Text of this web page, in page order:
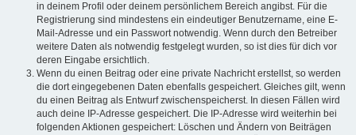
in deinem Profil oder deinem persönlichem Bereich angibst. Für die
Registrierung sind mindestens ein eindeutiger Benutzername, eine E-
Mail-Adresse und ein Passwort notwendig. Wenn durch den Betreiber
weitere Daten als notwendig festgelegt wurden, so ist dies für dich vor
deren Eingabe ersichtlich.
Wenn du einen Beitrag oder eine private Nachricht erstellst, so werden
die dort eingegebenen Daten ebenfalls gespeichert. Gleiches gilt, wenn
du einen Beitrag als Entwurf zwischenspeicherst. In diesen Fällen wird
auch deine IP-Adresse gespeichert. Die IP-Adresse wird weiterhin bei
folgenden Aktionen gespeichert: Löschen und Ändern von Beiträgen